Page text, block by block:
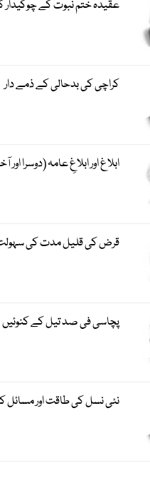
عقیدہ ختم نبوت کے چوکیدار
کراچی کی بدحالی کے ذمے دار
ابلاغ اور ابلاغِ عامہ (دوسرا
قرض کی قلیل مدت کی
پچاسی فی صد تیل کے کنوئیں
نئی نسل کی طاقت اور مسائل